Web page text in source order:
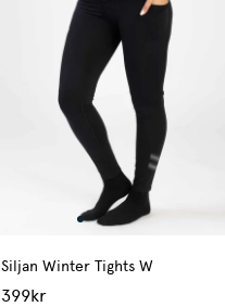
Siljan Winter Tights W
399kr